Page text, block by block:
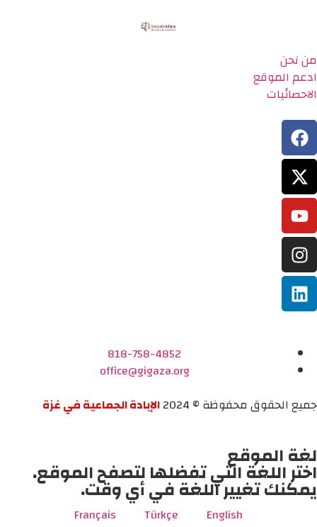
من نحن
ادعم الموقع
الاحصائيات
818-758-4852
office@gigaza.org
جميع الحقوق محفوظة © 2024
الإبادة الجماعية في غزة
لغة الموقع
اختر اللغة التي تفضلها لتصفح الموقع.
يمكنك تغيير اللغة في أي وقت.
English
Türkçe
Français